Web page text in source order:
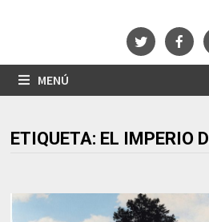
MENÚ
ETIQUETA: EL IMPERIO